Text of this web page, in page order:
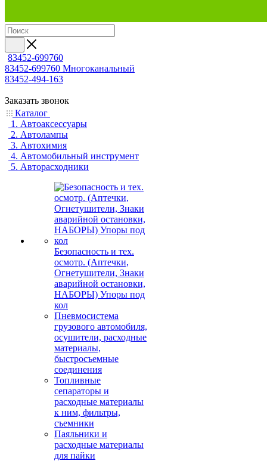
83452-699760
83452-699760 Многоканальный
83452-494-163
Заказать звонок
Каталог
1. Автоаксессуары
2. Автолампы
3. Автохимия
4. Автомобильный инструмент
5. Авторасходники
Безопасность и тех.
осмотр. (Аптечки,
Огнетушители, Знаки
аварийной остановки,
НАБОРЫ) Упоры под
кол
Пневмосистема
грузового автомобиля,
осушители, расходные
материалы,
быстросъемные
соединения
Топливные
сепараторы и
расходные материалы
к ним, фильтры,
съемники
Паяльники и
расходные материалы
для пайки